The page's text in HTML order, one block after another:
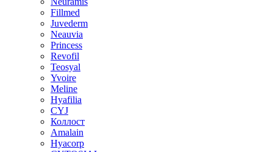
Fillmed
Juvederm
Neauvia
Princess
Revofil
Teosyal
Yvoire
Meline
Hyafilia
CYJ
Коллост
Amalain
Hyacorp